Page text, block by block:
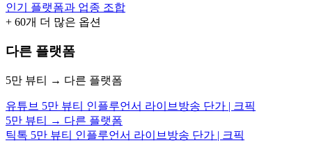
인기 플랫폼과 업종 조합
+ 60개 더 많은 옵션
다른 플랫폼
5만 뷰티 → 다른 플랫폼
유튜브 5만 뷰티 인플루언서 라이브방송 단가 | 크픽
5만 뷰티 → 다른 플랫폼
틱톡 5만 뷰티 인플루언서 라이브방송 단가 | 크픽